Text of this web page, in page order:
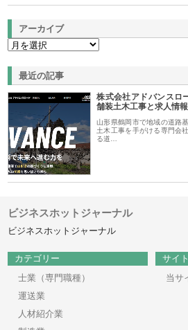
アーカイブ
最近の記事
株式会社アドバンスロ
舗装土木工事と求人情報
山形県鶴岡市で地域の道路
土木工事を手がける専門会
る道…
ビジネスホットジャーナル
ビジネスホットジャーナル
カテゴリー
士業（専門職種）
運送業
人材紹介業
サイ
当サ